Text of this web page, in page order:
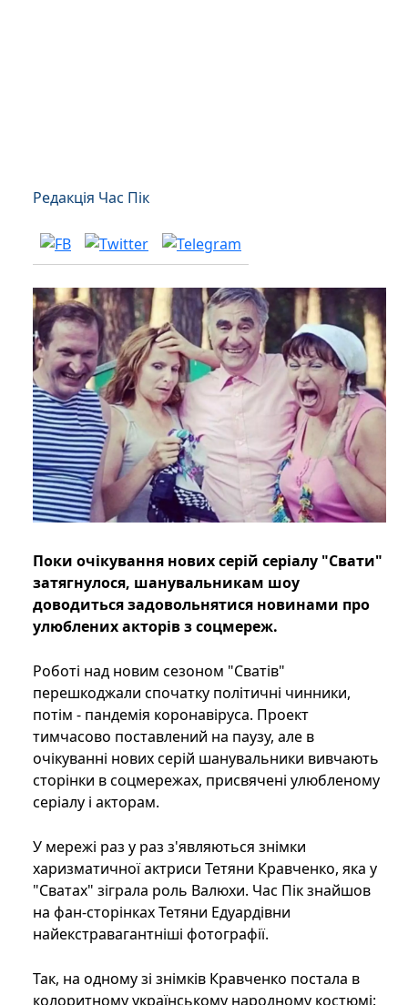
Редакція Час Пік
Поки очікування нових серій серіалу "Свати"
затягнулося, шанувальникам шоу
доводиться задовольнятися новинами про
улюблених акторів з соцмереж.
Роботі над новим сезоном "Сватів"
перешкоджали спочатку політичні чинники,
потім - пандемія коронавіруса. Проект
тимчасово поставлений на паузу, але в
очікуванні нових серій шанувальники вивчають
сторінки в соцмережах, присвячені улюбленому
серіалу і акторам.
У мережі раз у раз з'являються знімки
харизматичної актриси Тетяни Кравченко, яка у
"Сватах" зіграла роль Валюхи. Час Пік знайшов
на фан-сторінках Тетяни Едуардівни
найекстравагантніші фотографії.
Так, на одному зі знімків Кравченко постала в
колоритному українському народному костюмі: